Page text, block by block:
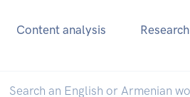
Content analysis Research